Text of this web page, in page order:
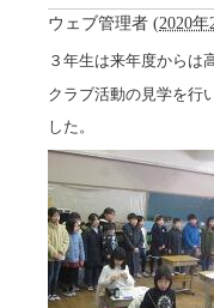
ウェブ管理者 (2020
３年生は来年度からは
クラブ活動の見学を行
した。